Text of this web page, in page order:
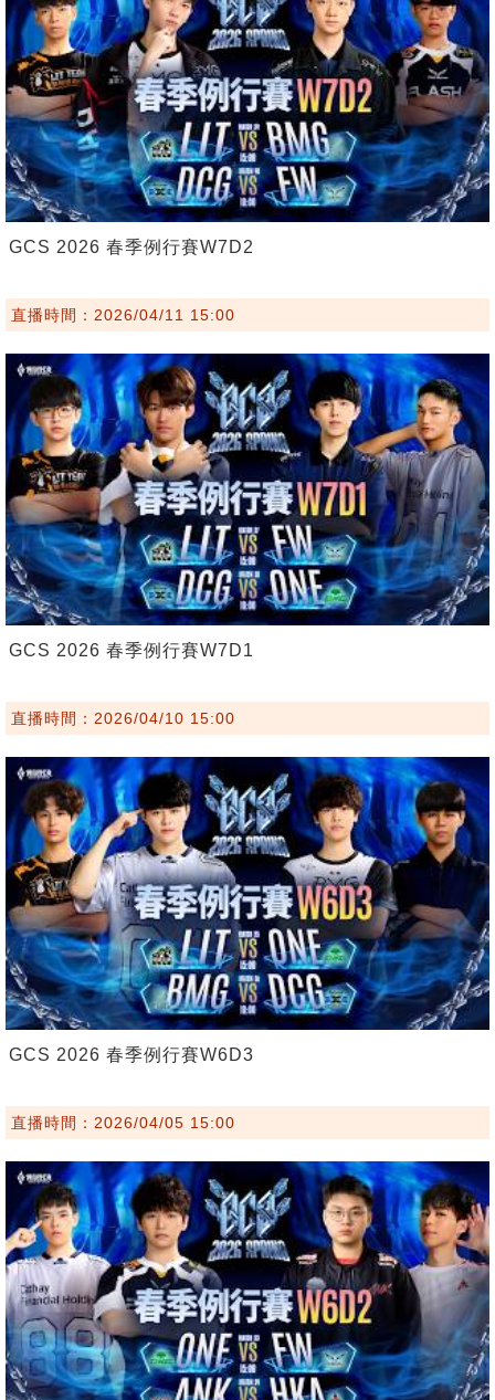
GCS 2026 春季例行賽W7D2
直播時間：2026/04/11 15:00
GCS 2026 春季例行賽W7D1
直播時間：2026/04/10 15:00
GCS 2026 春季例行賽W6D3
直播時間：2026/04/05 15:00